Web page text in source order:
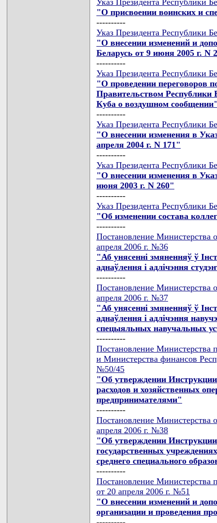
"О присвоении воинских и
----------
Указ Президента Республики
"О внесении изменений и
Беларусь от 9 июня 2005 г. N
----------
Указ Президента Республики
"О проведении переговоров
Правительством Республики
Куба о воздушном
----------
Указ Президента Республики
"О внесении изменения в
апреля 2004 г. N 171"
----------
Указ Президента Республики
"О внесении изменения в
июня 2003 г. N 260"
----------
Указ Президента Республики
"Об изменении состава
----------
Постановление Министерства
апреля 2006 г. №36
"Аб унясеннi змяненняў ў
аднаўлення i адлiчэння
----------
Постановление Министерства
апреля 2006 г. №37
"Аб унясеннi змяненняў ў
аднаўлення i адлiчэння
спецыяльных навучальных
----------
Постановление Министерства
и Министерства финансов
№50/45
"Об утверждении Инструкции
расходов и хозяйственных
предпринимателями"
----------
Постановление Министерства
апреля 2006 г. №38
"Об утверждении Инструкции
государственных
среднего специального
----------
Постановление Министерства
от 20 апреля 2006 г. №51
"О внесении изменений и
организации и проведения